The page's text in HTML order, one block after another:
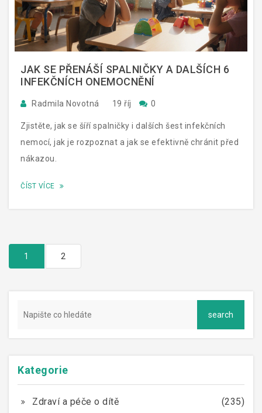
JAK SE PŘENÁŠÍ SPALNIČKY A DALŠÍCH 6
INFEKČNÍCH ONEMOCNĚNÍ
Radmila Novotná 19 říj 0
Zjistěte, jak se šíří spalničky i dalších šest infekčních
nemocí, jak je rozpoznat a jak se efektivně chránit před
nákazou.
ČÍST VÍCE
1 2
Kategorie
Zdraví a péče o dítě
(235)